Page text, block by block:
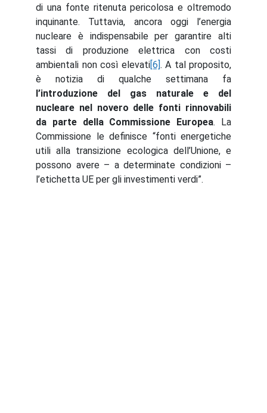
di una fonte ritenuta pericolosa e oltremodo
inquinante. Tuttavia, ancora oggi l’energia
nucleare è indispensabile per garantire alti
tassi di produzione elettrica con costi
ambientali non così elevati[6]. A tal proposito,
è notizia di qualche settimana fa
l’introduzione del gas naturale e del
nucleare nel novero delle fonti rinnovabili
da parte della Commissione Europea. La
Commissione le definisce “fonti energetiche
utili alla transizione ecologica dell’Unione, e
possono avere – a determinate condizioni –
l’etichetta UE per gli investimenti verdi”.